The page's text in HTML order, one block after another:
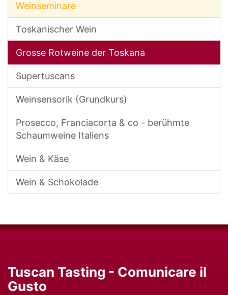
Weinseminare
Toskanischer Wein
Grosse Rotweine der Toskana
Supertuscans
Weinsensorik (Grundkurs)
Prosecco, Franciacorta & co - berühmte
Schaumweine Italiens
Wein & Käse
Wein & Schokolade
Tuscan Tasting - Comunicare il
Gusto